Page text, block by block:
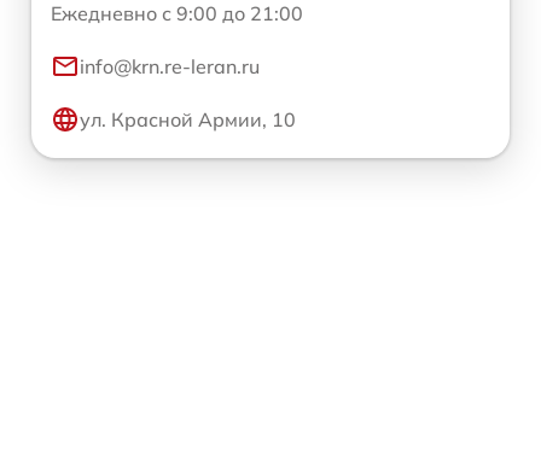
Ежедневно с 9:00 до 21:00
info@krn.re-leran.ru
ул. Красной Армии, 10